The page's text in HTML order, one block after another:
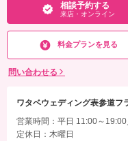
相談予約する
来店・オンライン
料金プランを見る
問い合わせる
ワタベウェディング表参道フ
営業時間：平日 11:00～
定休日：木曜日